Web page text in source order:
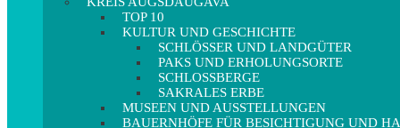
TOP 10
KULTUR UND GESCHICHTE
SCHLÖSSER UND LANDGÜTER
PAKS UND ERHOLUNGSORTE
SCHLOSSBERGE
SAKRALES ERBE
MUSEEN UND AUSSTELLUNGEN
BAUERNHÖFE FÜR BESICHTIGUNG UND